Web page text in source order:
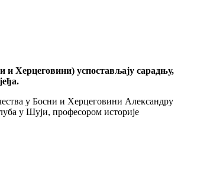
Херцеговини) успостављају сарадњу,
у Босни и Херцеговини Александру
у Шуји, професором историје